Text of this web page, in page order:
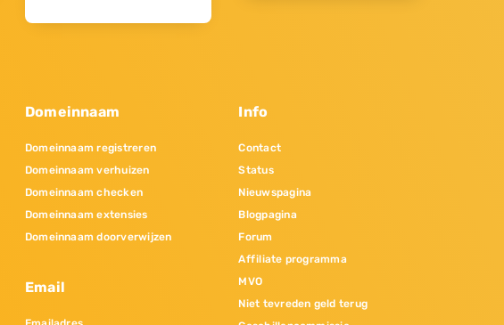
Domeinnaam
Domeinnaam registreren
Domeinnaam verhuizen
Domeinnaam checken
Domeinnaam extensies
Domeinnaam doorverwijzen
Email
Info
Contact
Status
Nieuwspagina
Blogpagina
Forum
Affiliate programma
MVO
Niet tevreden geld terug